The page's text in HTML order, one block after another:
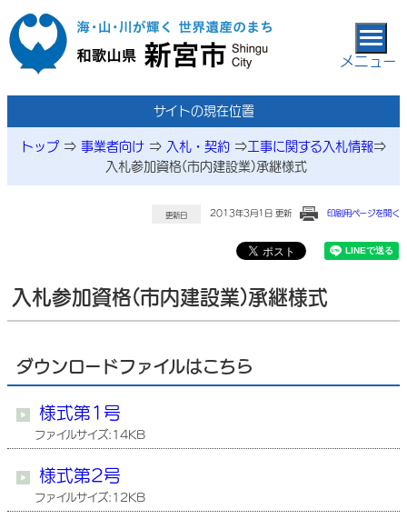
本文へ移動
メニュー
サイトの現在位置
トップ ⇒ 事業者向け ⇒ 入札・契約 ⇒ 工事に関する入札情報⇒
入札参加資格(市内建設業)承継様式
更新日 2013年3月1日 更新 印刷用ページを開く
入札参加資格(市内建設業)承継様式
ダウンロードファイルはこちら
様式第1号
ファイルサイズ:14KB
様式第2号
ファイルサイズ:12KB